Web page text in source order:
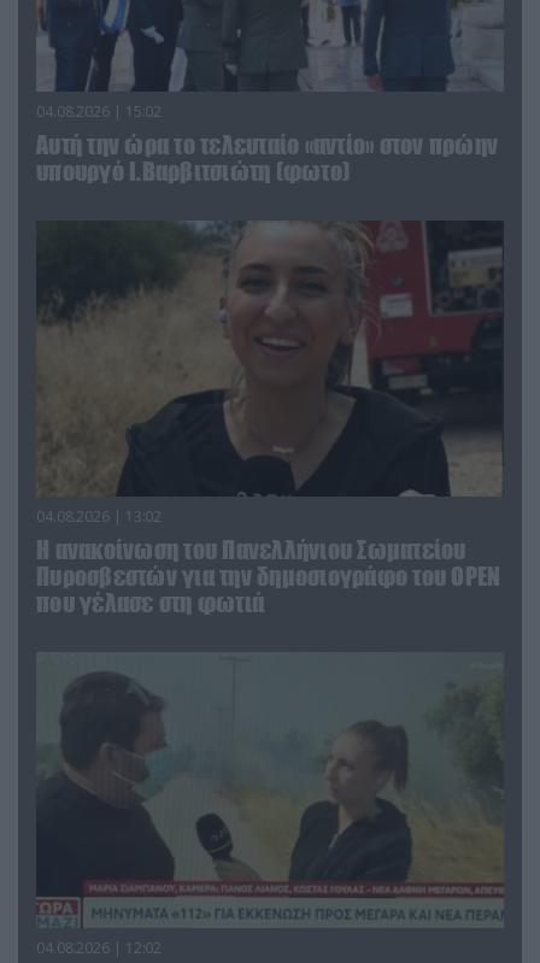
04.08.2026 | 15:02
Αυτή την ώρα το τελευταίο «αντίο» στον πρώην
υπουργό Ι.Βαρβιτσιώτη (φωτο)
04.08.2026 | 13:02
Η ανακοίνωση του Πανελλήνιου Σωματείου
Πυροσβεστών για την δημοσιογράφο του OPEN
που γέλασε στη φωτιά
04.08.2026 | 12:02